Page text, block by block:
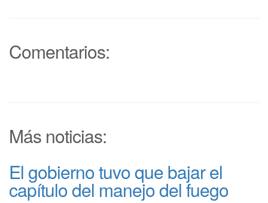
Comentarios:
Más noticias:
El gobierno tuvo que bajar el
capítulo del manejo del fuego